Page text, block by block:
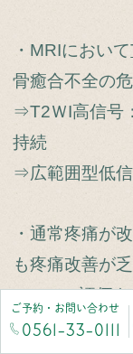
・MRIにおいて
骨癒合不全の
⇒T2ＷI高信号
持続
⇒広範囲型低信
・通常疼痛が
も疼痛改善が
MRIでの評価
早期にBKPを
ご予約・お問い合わせ
0561-33-0111